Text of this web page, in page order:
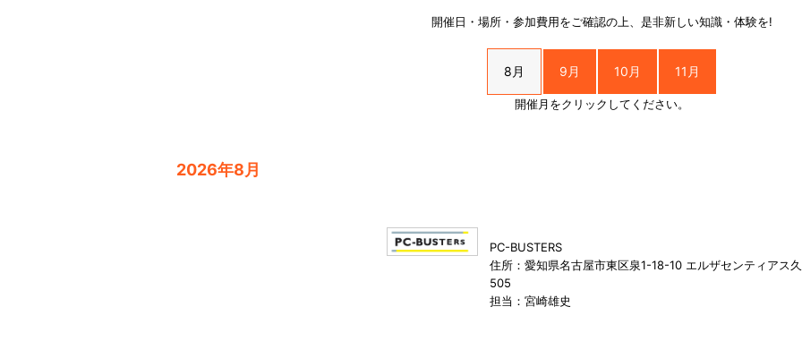
開催日・場所・参加費用をご確認の上、是非新しい知識・体験を!
8月 9月 10月 11月
開催月をクリックしてください。
2026年8月
PC-BUSTERS
住所：愛知県名古屋市東区泉1-18-10 エルザセンティアス
505
担当：宮崎雄史